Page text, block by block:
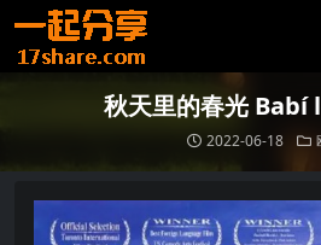
秋天里的春光 Babí
2022-06-18